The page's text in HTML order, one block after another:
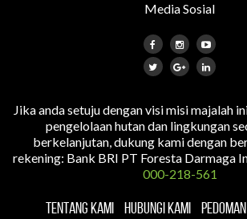
Media Sosial
Jika anda setuju dengan visi misi majalah
pengelolaan hutan dan lingkungan
berkelanjutan, dukung kami dengan
rekening: Bank BRI PT Foresta Darmaga
000-218-561
TENTANG KAMI HUBUNGI KAMI